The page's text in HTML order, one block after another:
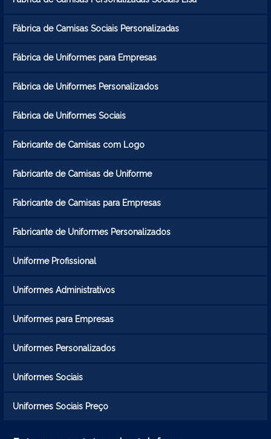
Fábrica de Camisas Sociais Personalizadas
Fábrica de Uniformes para Empresas
Fábrica de Uniformes Personalizados
Fábrica de Uniformes Sociais
Fabricante de Camisas com Logo
Fabricante de Camisas de Uniforme
Fabricante de Camisas para Empresas
Fabricante de Uniformes Personalizados
Uniforme Profissional
Uniformes Administrativos
Uniformes para Empresas
Uniformes Personalizados
Uniformes Sociais
Uniformes Sociais Preço